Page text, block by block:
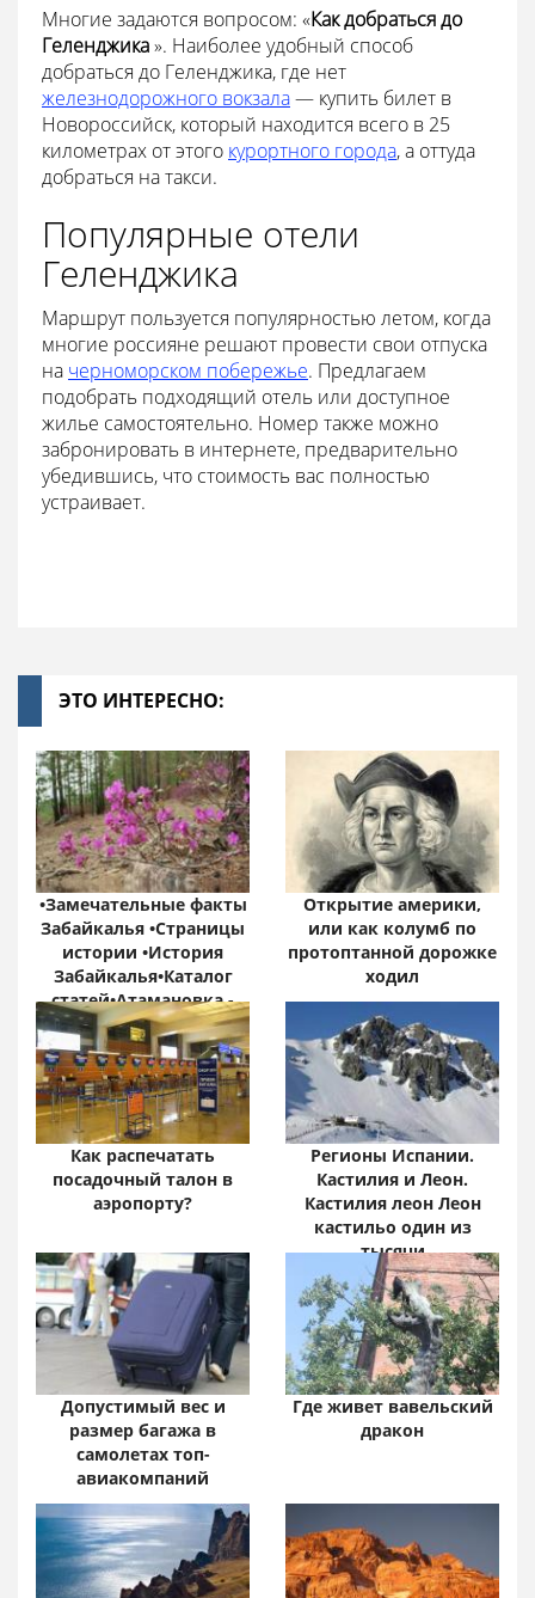
Многие задаются вопросом: «Как добраться до
Геленджика». Наиболее удобный способ
добраться до Геленджика, где нет
железнодорожного вокзала— купить билет в
Новороссийск, который находится всего в 25
километрах от этого курортного города, а оттуда
добраться на такси.
Популярные отели
Геленджика
Маршрут пользуется популярностью летом, когда
многие россияне решают провести свои отпуска
на черноморском побережье. Предлагаем
подобрать подходящий отель или доступное
жилье самостоятельно. Номер также можно
забронировать в интернете, предварительно
убедившись, что стоимость вас полностью
устраивает.
ЭТО ИНТЕРЕСНО:
•Замечательные факты
Забайкалья •Страницы
истории •История
Забайкалья•Каталог
статей•Атамановка -
Онлайн•
Забайкальский край:
цифры и факты
Открытие америки,
или как колумб по
протоптанной дорожке
ходил
Как распечатать
посадочный талон в
аэропорту?
Регионы Испании.
Кастилия и Леон.
Кастилия леон Леон
кастильо один из
тысячи
Допустимый вес и
размер багажа в
самолетах топ-
авиакомпаний
Где живет вавельский
дракон